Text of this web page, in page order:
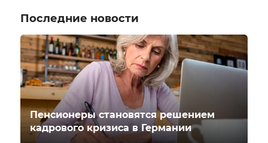
Последние новости
Пенсионеры становятся решением
кадрового кризиса в Германии